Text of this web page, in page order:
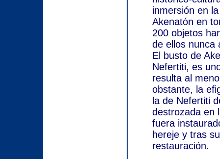
inmersión en
Akenatón en
200 objetos
de ellos nunca
El busto de
Nefertiti, es
resulta al
obstante, la
la de Nefertiti
destrozada en
fuera
hereje y tras
restauración.